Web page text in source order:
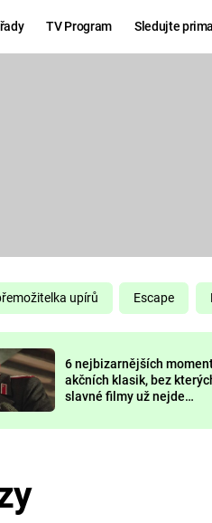
TV Program Sledujte
upírů Escape
6 nejbizarnějších
akčních klasik, bez
slavné filmy už nejde